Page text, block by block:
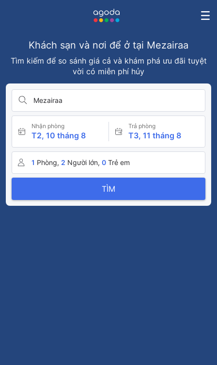
Khách sạn và nơi để ở tại Mezairaa
Tìm kiếm để so sánh giá cả và khám phá ưu đãi tuyệt
vời có miễn phí hủy
Mezairaa
Nhận phòng
T2, 10 tháng 8
Trả phòng
T3, 11 tháng 8
1 Phòng, 2 Người lớn, 0 Trẻ em
TÌM